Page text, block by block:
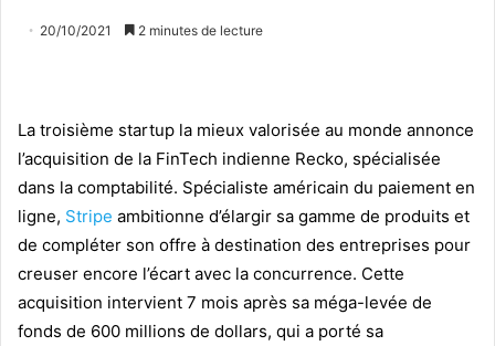
20/10/2021 2 minutes de lecture
La troisième startup la mieux valorisée au monde annonce
l’acquisition de la FinTech indienne Recko, spécialisée
dans la comptabilité. Spécialiste américain du paiement en
ligne, Stripe ambitionne d’élargir sa gamme de produits et
de compléter son offre à destination des entreprises pour
creuser encore l’écart avec la concurrence. Cette
acquisition intervient 7 mois après sa méga-levée de
fonds de 600 millions de dollars, qui a porté sa